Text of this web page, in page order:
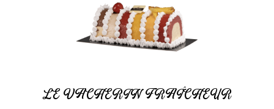
LE VACHERIN FRAÎCHEUR